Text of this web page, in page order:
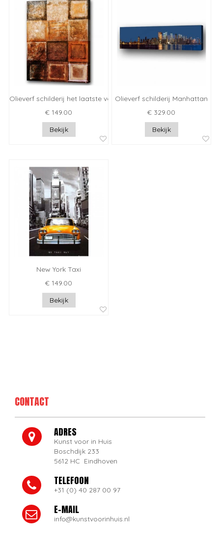
Olieverf schilderij het laatste verhaal
€ 149.00
Bekijk
Olieverf schilderij Manhattan
€ 329.00
Bekijk
New York Taxi
€ 149.00
Bekijk
CONTACT
ADRES
Kunst voor in Huis
Boschdijk 233
5612 HC Eindhoven
TELEFOON
+31 (0) 40 287 00 97
E-MAIL
info@kunstvoorinhuis.nl